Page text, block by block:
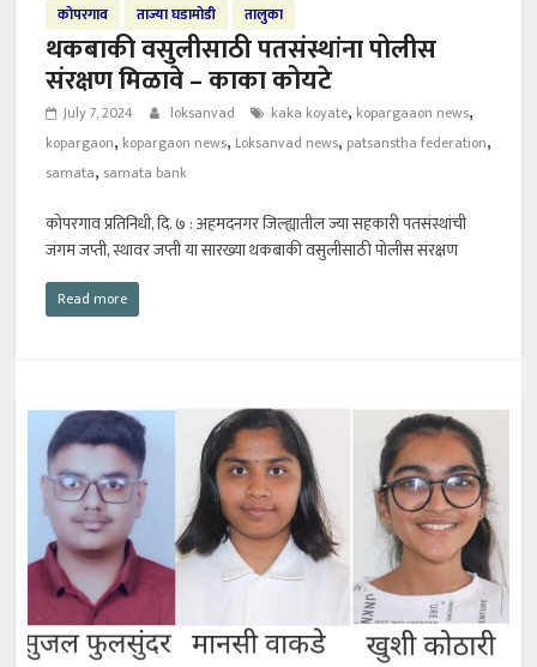
कोपरगाव ताज्या घडामोडी तालुका
थकबाकी वसुलीसाठी पतसंस्थांना पोलीस
संरक्षण मिळावे – काका कोयटे
July 7, 2024 loksanvad kaka koyate, kopargaaon news,
kopargaon, kopargaon news, Loksanvad news, patsanstha federation,
samata, samata bank
कोपरगाव प्रतिनिधी, दि. ७ : अहमदनगर जिल्ह्यातील ज्या सहकारी पतसंस्थांची
जंगम जप्ती, स्थावर जप्ती या सारख्या थकबाकी वसुलीसाठी पोलीस संरक्षण
Read more